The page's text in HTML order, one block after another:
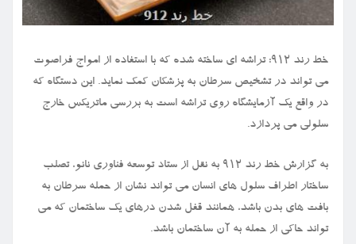
خط رند ۹۱۲: تراشه ای ساخته شده که با استفاده از امواج فراصوت
می تواند در تشخیص سرطان به پزشکان کمک نماید. این دستگاه که
در واقع یک آزمایشگاه روی تراشه است به بررسی ماتریکس خارج
سلولی می پردازد.
به گزارش خط رند ۹۱۲ به نقل از ستاد توسعه فناوری نانو، تصلب
ساختار اطراف سلول های انسان می تواند نشان از حمله سرطان به
بافت های بدن باشد، همانند قفل شدن درهای یک ساختمان که می
تواند حاکی از حمله به آن ساختمان باشد.